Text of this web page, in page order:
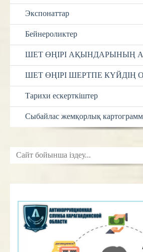
Экспонаттар
Бейнероликтер
ШЕТ ӨҢІРІ АҚЫНДАРЫНЫҢ
ШЕТ ӨҢІРІ ШЕРТПЕ КҮЙДІҢ
Тарихи ескерткіштер
Сыбайлас жемқорлық